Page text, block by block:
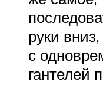
руки
с
гантелей